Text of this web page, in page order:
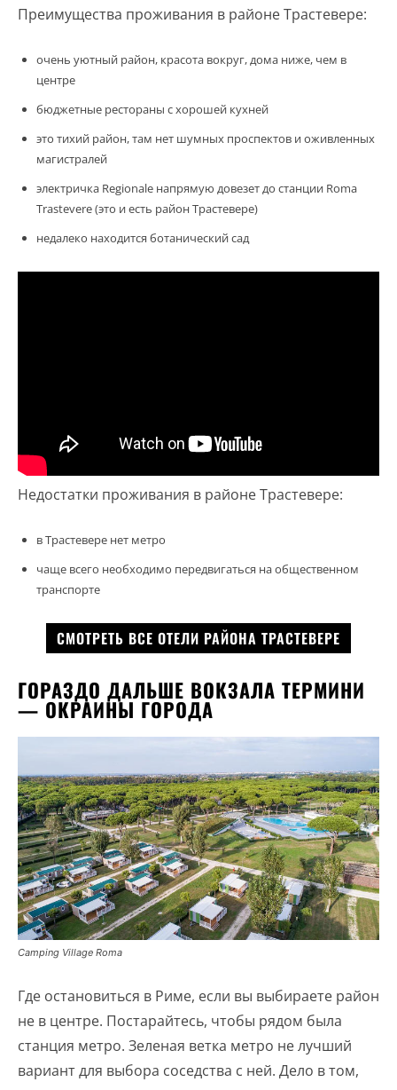
Преимущества проживания в районе Трастевере:
очень уютный район, красота вокруг, дома ниже, чем в
центре
бюджетные рестораны с хорошей кухней
это тихий район, там нет шумных проспектов и оживленных
магистралей
электричка Regionale напрямую довезет до станции Roma
Trastevere (это и есть район Трастевере)
недалеко находится ботанический сад
Недостатки проживания в районе Трастевере:
в Трастевере нет метро
чаще всего необходимо передвигаться на общественном
транспорте
СМОТРЕТЬ ВСЕ ОТЕЛИ РАЙОНА ТРАСТЕВЕРЕ
ГОРАЗДО ДАЛЬШЕ ВОКЗАЛА ТЕРМИНИ
— ОКРАИНЫ ГОРОДА
Camping Village Roma
Где остановиться в Риме, если вы выбираете район
не в центре. Постарайтесь, чтобы рядом была
станция метро. Зеленая ветка метро не лучший
вариант для выбора соседства с ней. Дело в том,